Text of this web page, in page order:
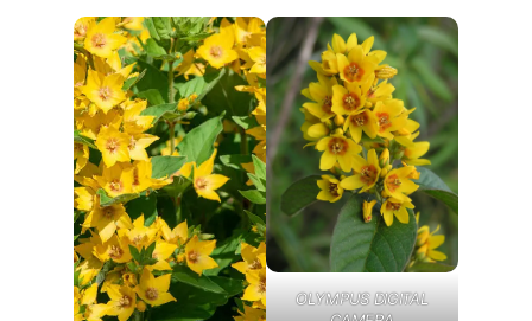
OLYMPUS DIGITAL